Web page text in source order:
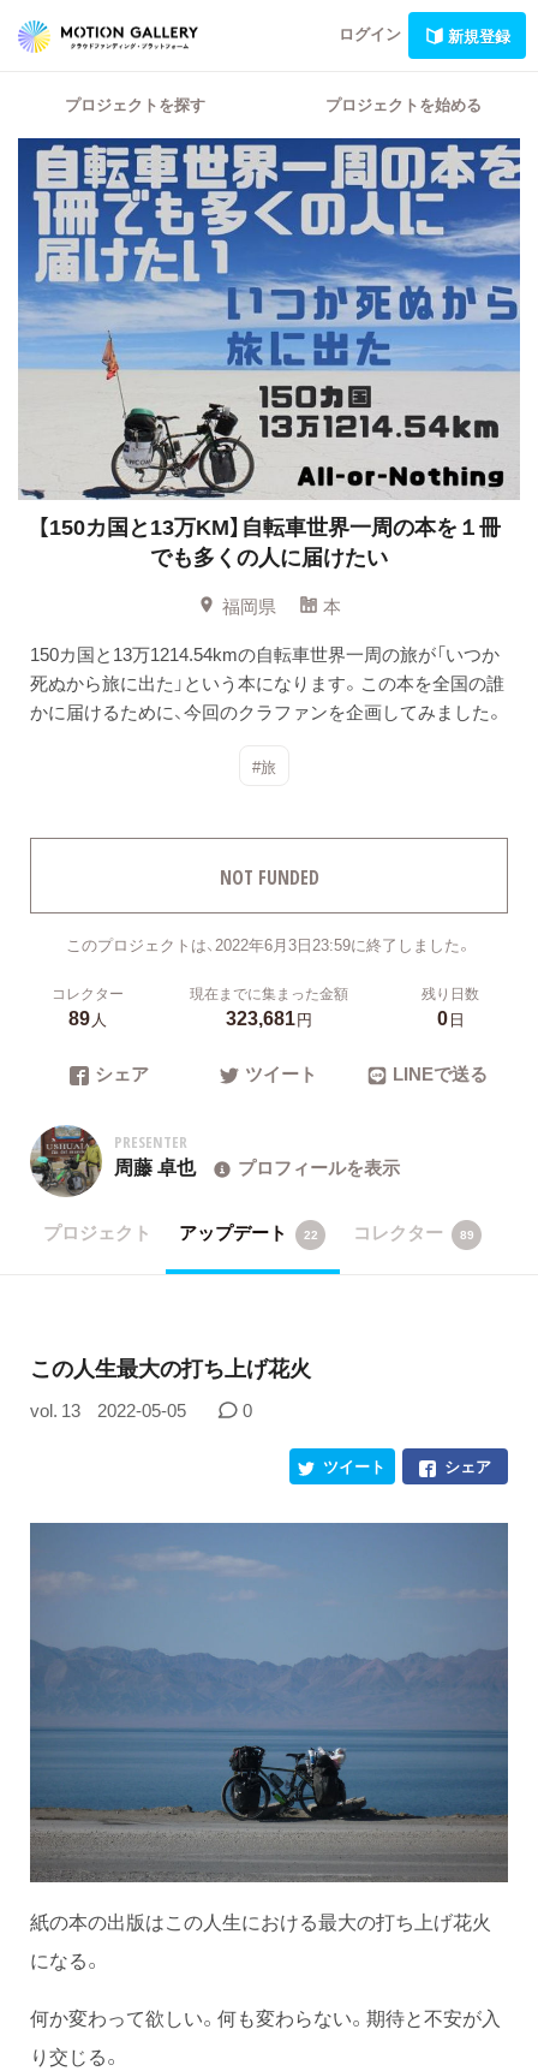
ログイン 新規登録
プロジェクトを探す プロジェクトを始める
【150カ国と13万KM】自転車世界一周の本を１冊
でも多くの人に届けたい
福岡県
本
150カ国と13万1214.54kmの自転車世界一周の旅が「いつか
死ぬから旅に出た」という本になります。この本を全国の誰
かに届けるために、今回のクラファンを企画してみました。
#旅
NOT FUNDED
このプロジェクトは、2022年6月3日23:59に終了しました。
コレクター
89人
現在までに集まった金額
323,681円
残り日数
0日
シェア ツイート LINEで送る
PRESENTER
周藤 卓也 プロフィールを表示
プロジェクト アップデート 22 コレクター 89
この人生最大の打ち上げ花火
vol. 13 2022-05-05 0
シェア
ツイート
紙の本の出版はこの人生における最大の打ち上げ花火
になる。
何か変わって欲しい。何も変わらない。期待と不安が入
り交じる。